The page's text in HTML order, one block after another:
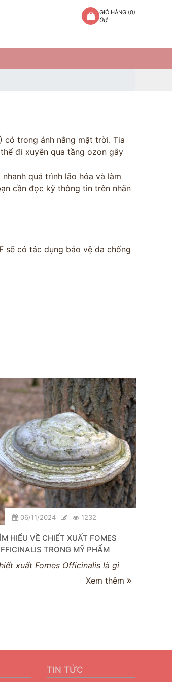
GIỎ HÀNG (0)
0₫
có trong ánh nắng mặt trời. Tia
đi xuyên qua tầng ozon gây
quá trình lão hóa và làm
cần đọc kỹ thông tin trên nhãn
sẽ có tác dụng bảo vệ da chống
06/11/2024 1232
HIỂU VỀ CHIẾT XUẤT FOMES
TRONG MỸ PHẨM
xuất Fomes Officinalis là gì
Xem thêm
TIN TỨC